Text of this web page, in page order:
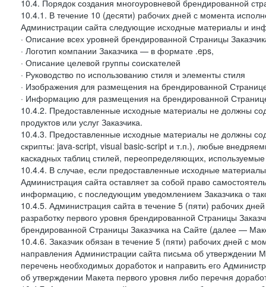
10.4. Порядок создания многоуровневой брендированной
10.4.1. В течение 10 (десяти) рабочих дней с момента
Администрации сайта следующие исходные материалы и
· Описание всех уровней брендированной Страницы
· Логотип компании Заказчика — в формате .eps,
· Описание целевой группы соискателей
· Руководство по использованию стиля и элементы стиля
· Изображения для размещения на брендированной
· Информацию для размещения на брендированной
10.4.2. Предоставленные исходные материалы не должны
продуктов или услуг Заказчика.
10.4.3. Предоставленные исходные материалы не должны
скрипты: java-script, visual basic-script и т.п.), любые
каскадных таблиц стилей, переопределяющих,
10.4.4. В случае, если предоставленные исходные
Администрация сайта оставляет за собой право
информацию, с последующим уведомлением Заказчика о
10.4.5. Администрация сайта в течение 5 (пяти) рабочих
разработку первого уровня брендированной Страницы
брендированной Страницы Заказчика на Сайте (далее —
10.4.6. Заказчик обязан в течение 5 (пяти) рабочих дней с
направления Администрации сайта письма об утверждении
перечень необходимых доработок и направить его
об утверждении Макета первого уровня либо перечня